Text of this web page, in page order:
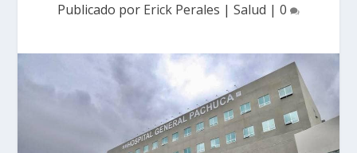
Publicado por Erick Perales | Salud | 0